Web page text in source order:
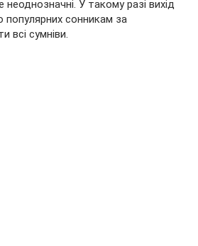
У такому разі вихід
популярних сонникам за
всі сумніви.